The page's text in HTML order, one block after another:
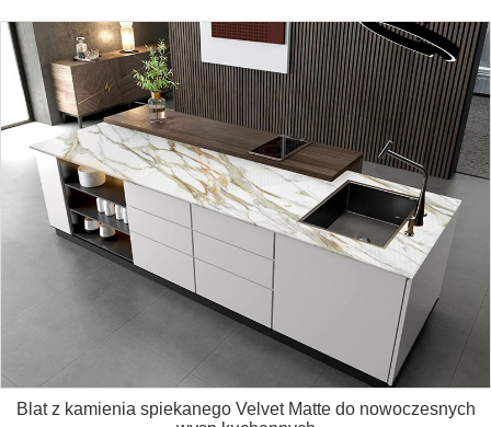
Blat z kamienia spiekanego Velvet Matte do nowoczesnych